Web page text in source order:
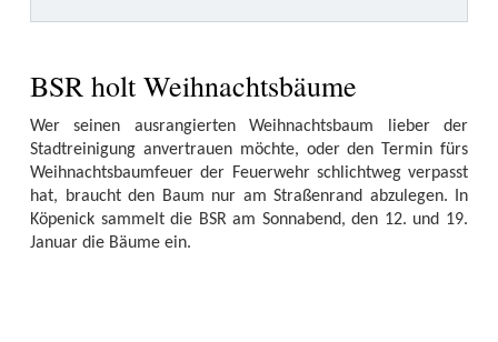
BSR holt Weihnachtsbäume
Wer seinen ausrangierten Weihnachtsbaum lieber der
Stadtreinigung anvertrauen möchte, oder den Termin fürs
Weihnachtsbaumfeuer der Feuerwehr schlichtweg verpasst
hat, braucht den Baum nur am Straßenrand abzulegen. In
Köpenick sammelt die BSR am Sonnabend, den 12. und 19.
Januar die Bäume ein.